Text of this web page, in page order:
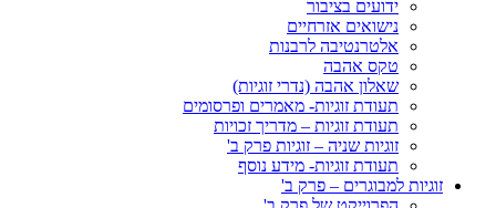
ידועים בציבור
נישואים אזרחיים
אלטרנטיבה לרבנות
טקס אהבה
שאלון אהבה (נדרי זוגיות)
תעודת זוגיות- מאמרים ופרסומים
תעודת זוגיות – מדריך זכויות
זוגיות שניה – זוגיות פרק ב'
תעודת זוגיות- מידע נוסף
זוגיות למבוגרים – פרק ב'